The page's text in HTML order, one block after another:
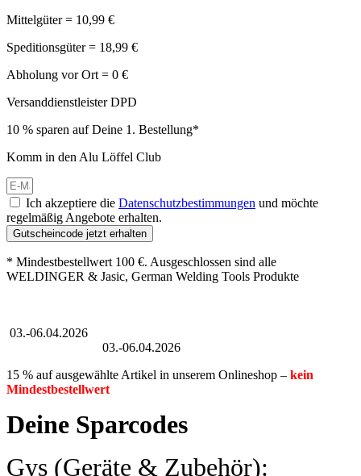
Mittelgüter = 10,99 €
Speditionsgüter = 18,99 €
Abholung vor Ort = 0 €
Versanddienstleister DPD
10 % sparen auf Deine 1. Bestellung*
Komm in den Alu Löffel Club
Ich akzeptiere die Datenschutzbestimmungen und möchte
regelmäßig Angebote erhalten.
Gutscheincode jetzt erhalten
* Mindestbestellwert 100 €. Ausgeschlossen sind alle
WELDINGER & Jasic, German Welding Tools Produkte
03.-06.04.2026
03.-06.04.2026
15 % auf ausgewählte Artikel in unserem Onlineshop – kein
Mindestbestellwert
Deine Sparcodes
Gys (Geräte & Zubehör):